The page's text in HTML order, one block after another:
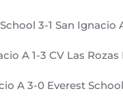
3-1 San Ignacio
A 1-3 CV Las Rozas
A 3-0 Everest